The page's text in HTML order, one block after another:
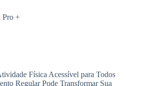
Pro +
Física Acessível para Todos
Regular Pode Transformar Sua